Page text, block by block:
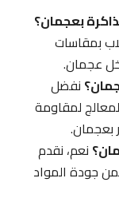
بعجمان؟
بمقاسات
نفضل
لمقاومة
نعم، نقدم
جودة المواد